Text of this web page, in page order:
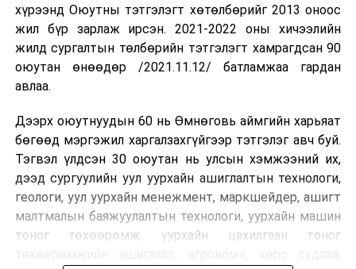
хүрээнд Оюутны тэтгэлэгт хөтөлбөрийг 2013 оноос
жил бүр зарлаж ирсэн. 2021-2022 оны хичээлийн
жилд сургалтын төлбөрийн тэтгэлэгт хамрагдсан 90
оюутан өнөөдөр /2021.11.12/ батламжаа гардан
авлаа.
Дээрх оюутнуудын 60 нь Өмнөговь аймгийн харьяат
бөгөөд мэргэжил харгалзахгүйгээр тэтгэлэг авч буй.
Тэгвэл үлдсэн 30 оюутан нь улсын хэмжээний их,
дээд сургуулийн уул уурхайн ашиглалтын технологи,
геологи, уул уурхайн менежмент, маркшейдер, ашигт
малтмалын баяжуулалтын технологи, уурхайн машин
тоног төхөөрөмж, уурхайн цахилгаан тоног